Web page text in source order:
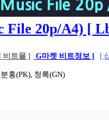
File 20p/A4) [
비트몰 ] G마켓 비트정보 ] [
홍(PK), 청록(GN)